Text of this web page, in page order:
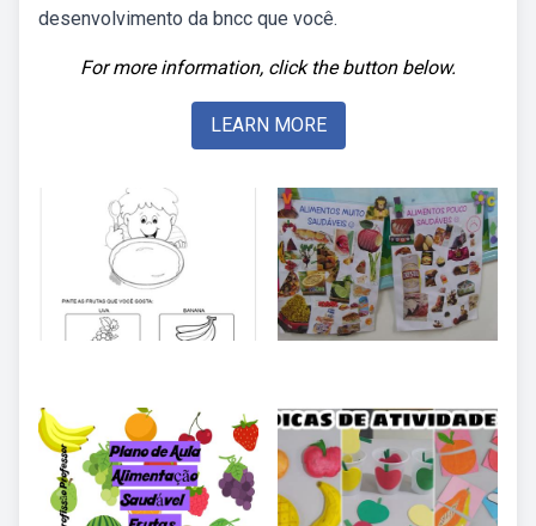
desenvolvimento da bncc que você.
For more information, click the button below.
LEARN MORE